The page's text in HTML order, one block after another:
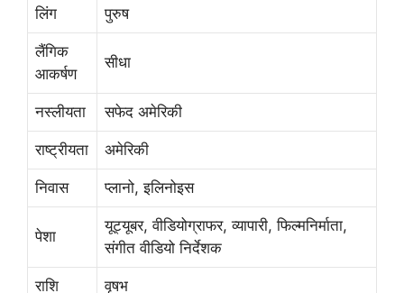
लिंग पुरुष
लैंगिक
आकर्षण
सीधा
नस्लीयता सफेद अमेरिकी
राष्ट्रीयता अमेरिकी
निवास प्लानो, इलिनोइस
पेशा
यूट्यूबर, वीडियोग्राफर, व्यापारी, फिल्मनिर्माता,
संगीत वीडियो निर्देशक
राशि वृषभ